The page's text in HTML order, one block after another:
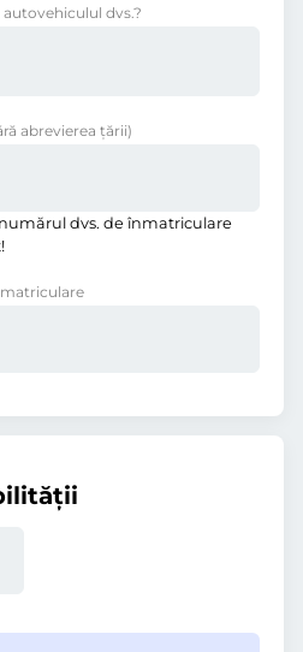
dvs.?
abrevierea ţării)
dvs. de înmatriculare